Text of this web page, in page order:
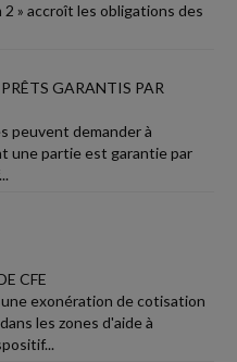
» accroît les obligations des
GARANTIS PAR
peuvent demander à
une partie est garantie par
CFE
exonération de cotisation
les zones d'aide à